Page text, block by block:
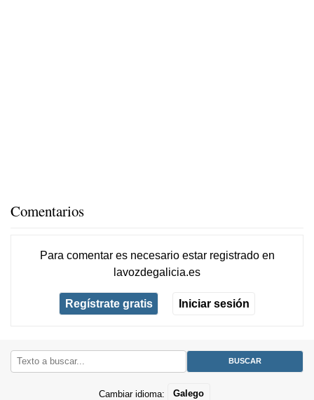
Comentarios
Para comentar es necesario estar registradoen
lavozdegalicia.es
Regístrate gratis Iniciar sesión
Cambiar idioma: Galego